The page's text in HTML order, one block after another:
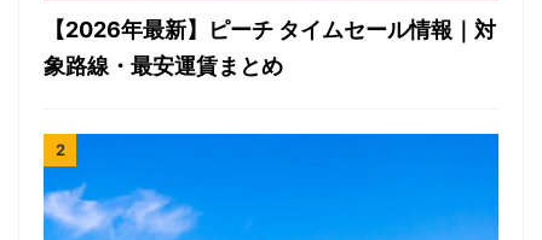
【2026年最新】ピーチ タイムセール情報｜対
象路線・最安運賃まとめ